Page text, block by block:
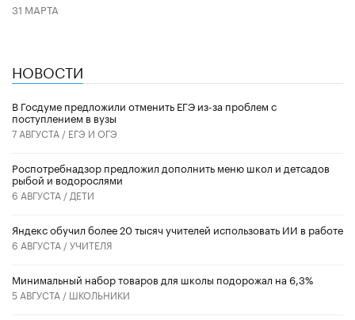
31 МАРТА
НОВОСТИ
В Госдуме предложили отменить ЕГЭ из-за проблем с
поступлением в вузы
7 АВГУСТА / ЕГЭ И ОГЭ
Роспотребнадзор предложил дополнить меню школ и детсадов
рыбой и водорослями
6 АВГУСТА / ДЕТИ
​Яндекс обучил более 20 тысяч учителей использовать ИИ в работе
6 АВГУСТА /УЧИТЕЛЯ
Минимальный набор товаров для школы подорожал на 6,3%
5 АВГУСТА / ШКОЛЬНИКИ